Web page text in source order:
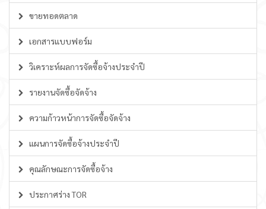
ขายทอดตลาด
เอกสารแบบฟอร์ม
วิเคราะห์ผลการจัดซื้อจ้างประจำปี
รายงานจัดซื้อจัดจ้าง
ความก้าวหน้าการจัดซื้อจัดจ้าง
แผนการจัดซื้อจ้างประจำปี
คุณลักษณะการจัดซื้อจ้าง
ประกาศร่าง TOR